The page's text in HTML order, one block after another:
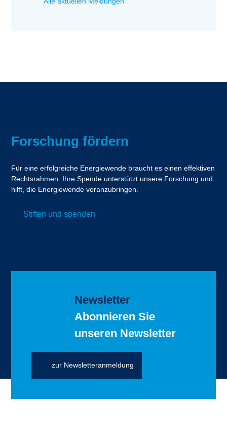
Forschung fördern
Für eine erfolgreiche Energiewende braucht es einen effektiven
Rechtsrahmen. Ihre Spende unterstützt unsere Forschung und
hilft, die Energiewende voranzubringen.
Stiften und spenden
Newsletter
Abonnieren Sie
unseren Newsletter
zur Newsletteranmeldung